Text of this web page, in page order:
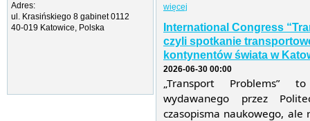
Adres:
ul. Krasińskiego 8 gabinet 0112
40-019 Katowice, Polska
więcej
International Congress
czyli spotkanie
kontynentów świata w
2026-06-30 00:00
„Transport
wydawanego przez
czasopisma naukowego,